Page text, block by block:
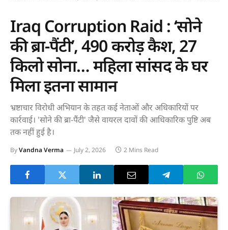
Iraq Corruption Raid : ‘सोने
की ब्रा-पैंटी’, 490 करोड़ कैश, 27
किलो सोना… महिला सांसद के घर
मिला इतना सामान
भ्रष्टाचार विरोधी अभियान के तहत कई नेताओं और अधिकारियों पर
कार्रवाई। 'सोने की ब्रा-पैंटी' जैसे वायरल दावों की आधिकारिक पुष्टि अब
तक नहीं हुई है।
ByVandna Verma July 2, 2026 2 Mins Read